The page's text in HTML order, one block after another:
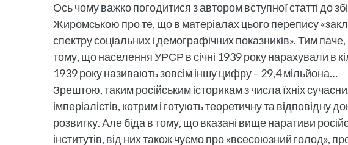
Ось чому важко погодитися з автором вступної статті
Жиромською про те, що в матеріалах цього перепису
спектру соціальних і демографічних показників». Тим
тому, що населення УРСР в січні 1939 року нарахували в
1939 року називають зовсім іншу цифру – 29,4 мільйона…
Зрештою, таким російським історикам з числа їхніх
імперіалістів, котрим і готують теоретичну та
розвитку. Але біда в тому, що вказані вище наративи
інститутів, від них також чуємо про «всесоюзний голод»,